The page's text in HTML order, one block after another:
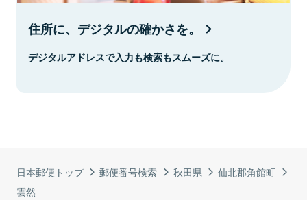
日本郵便トップ 郵便番号検索 秋田県
仙北郡角館町
雲然
住所に、デジタルの確かさを。
デジタルアドレスで入力も検索もスムーズに。